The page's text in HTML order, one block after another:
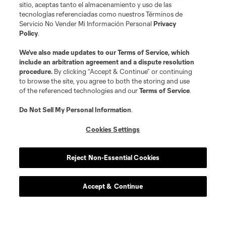
sitio, aceptas tanto el almacenamiento y uso de las
tecnologías referenciadas como nuestros Términos de
Servicio No Vender Mi Información PersonalPrivacy
Policy.
We’ve also made updates to ourTerms of Service, which
include an arbitration agreement and a dispute resolution
procedure. By clicking “Accept & Continue” or continuing
to browse the site, you agree to both the storing and use
of the referenced technologies and ourTerms of Service.
Do Not Sell My Personal Information.
Cookies Settings
Reject Non-Essential Cookies
Accept & Continue